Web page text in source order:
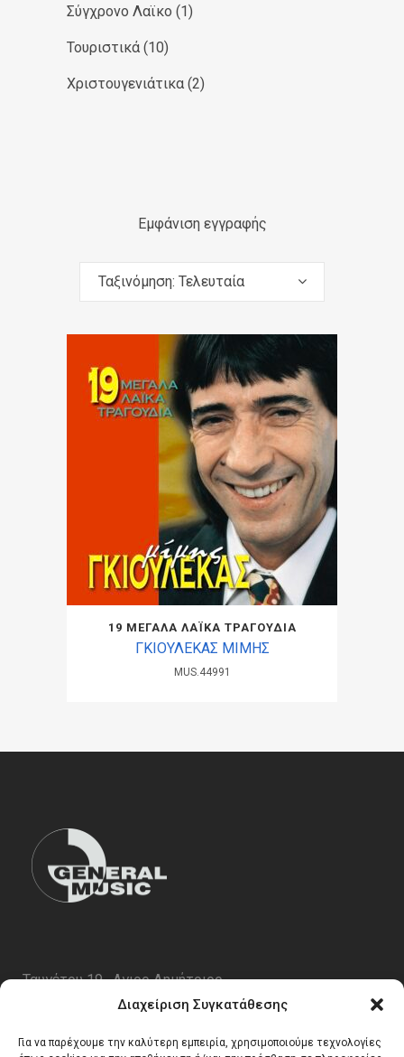
Διαχείριση Συγκατάθεσης
Για να παρέχουμε την καλύτερη εμπειρία, χρησιμοποιούμε τεχνολογίες
Σύγχρονο Λαϊκο (1)
Τουριστικά (10)
Χριστουγενιάτικα (2)
Εμφάνιση εγγραφής
Ταξινόμηση: Τελευταία
19 ΜΕΓΑΛΑ ΛΑΪΚΑ ΤΡΑΓΟΥΔΙΑ
ΓΚΙΟΥΛΕΚΑΣ ΜΙΜΗΣ
MUS.44991
Ταυγέτου 19 , Αγιος Δημήτριος
email:info@generalmusic.gr